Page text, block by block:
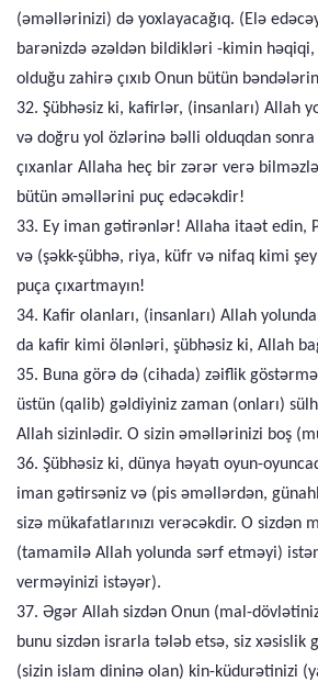
(əməllərinizi) də yoxlayacağıq. (Elə
barənizdə əzəldən bildikləri -kimin
olduğu zahirə çıxıb Onun bütün
32. Şübhəsiz ki, kafirlər, (insanları) Allah
və doğru yol özlərinə bəlli olduqdan sonra
çıxanlar Allaha heç bir zərər verə
bütün əməllərini puç edəcəkdir!
33. Ey iman gətirənlər! Allaha itaət edin,
və (şəkk-şübhə, riya, küfr və nifaq kimi
puça çıxartmayın!
34. Kafir olanları, (insanları) Allah
da kafir kimi ölənləri, şübhəsiz ki, Allah
35. Buna görə də (cihada) zəiflik
üstün (qalib) gəldiyiniz zaman (onları)
Allah sizinlədir. O sizin əməllərinizi boş
36. Şübhəsiz ki, dünya həyatı oyun-
iman gətirsəniz və (pis əməllərdən,
sizə mükafatlarınızı verəcəkdir. O sizdən
(tamamilə Allah yolunda sərf etməyi)
verməyinizi istəyər).
37. Əgər Allah sizdən Onun (mal-
bunu sizdən israrla tələb etsə, siz xəsislik
(sizin islam dininə olan) kin-küdurətinizi